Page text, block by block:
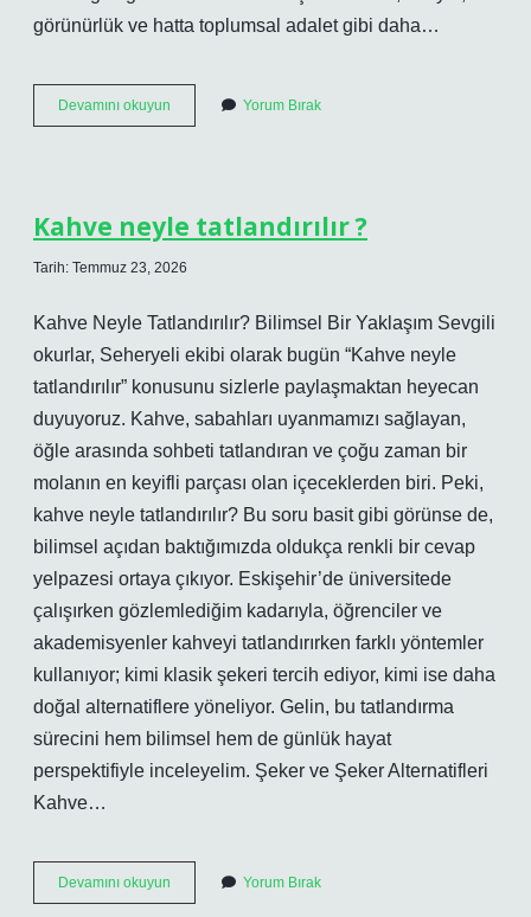
görünürlük ve hatta toplumsal adalet gibi daha…
Devamını okuyun Kiğılı’nın
CEO’su
Yorum Bırak
Kahve neyle tatlandırılır ?
Tarih: Temmuz 23, 2026
Kahve Neyle Tatlandırılır? Bilimsel Bir Yaklaşım Sevgili
okurlar, Seheryeli ekibi olarak bugün “Kahve neyle
tatlandırılır” konusunu sizlerle paylaşmaktan heyecan
duyuyoruz. Kahve, sabahları uyanmamızı sağlayan,
öğle arasında sohbeti tatlandıran ve çoğu zaman bir
molanın en keyifli parçası olan içeceklerden biri. Peki,
kahve neyle tatlandırılır? Bu soru basit gibi görünse de,
bilimsel açıdan baktığımızda oldukça renkli bir cevap
yelpazesi ortaya çıkıyor. Eskişehir’de üniversitede
çalışırken gözlemlediğim kadarıyla, öğrenciler ve
akademisyenler kahveyi tatlandırırken farklı yöntemler
kullanıyor; kimi klasik şekeri tercih ediyor, kimi ise daha
doğal alternatiflere yöneliyor. Gelin, bu tatlandırma
sürecini hem bilimsel hem de günlük hayat
perspektifiyle inceleyelim. Şeker ve Şeker Alternatifleri
Kahve…
Devamını okuyun
neyle
Yorum Bırak